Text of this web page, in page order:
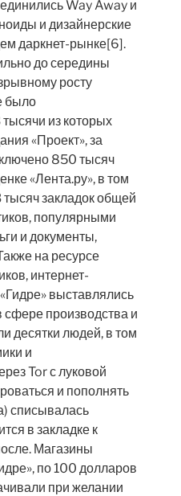
Way Away и
и дизайнерские
даркнет-рынке[6].
до середины
росту
было
из которых
«Проект», за
850 тысяч
«Лента.ру», в том
закладок общей
популярными
и документы,
на ресурсе
интернет-
выставлялись
сфере производства и
десятки людей, в том
и
Tor с луковой
и пополнять
списывалась
в закладке к
Магазины
по 100 долларов
при желании